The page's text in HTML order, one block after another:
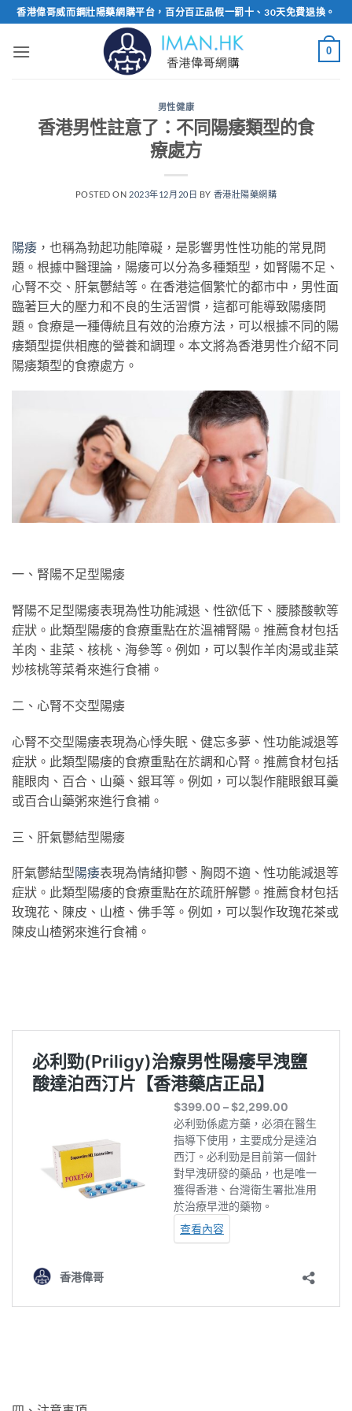
Skip
to
content
香港偉哥威而鋼壯陽藥網購平台，百分百正品假一罰十、30天免費退換。
0
男性健康
香港男性註意了：不同陽痿類型的食
療處方
POSTED ON 2023年12月20日 BY 香港壯陽藥網購
陽痿 ，也稱為勃起功能障礙，是影響男性性功能的常見問
題。根據中醫理論，陽痿可以分為多種類型，如腎陽不足、
心腎不交、肝氣鬱結等。在香港這個繁忙的都市中，男性面
臨著巨大的壓力和不良的生活習慣，這都可能導致陽痿問
題。食療是一種傳統且有效的治療方法，可以根據不同的陽
痿類型提供相應的營養和調理。本文將為香港男性介紹不同
陽痿類型的食療處方。
一、腎陽不足型陽痿
腎陽不足型陽痿表現為性功能減退、性欲低下、腰膝酸軟等
症狀。此類型陽痿的食療重點在於溫補腎陽。推薦食材包括
羊肉、韭菜、核桃、海參等。例如，可以製作羊肉湯或韭菜
炒核桃等菜肴來進行食補。
二、心腎不交型陽痿
心腎不交型陽痿表現為心悸失眠、健忘多夢、性功能減退等
症狀。此類型陽痿的食療重點在於調和心腎。推薦食材包括
龍眼肉、百合、山藥、銀耳等。例如，可以製作龍眼銀耳羹
或百合山藥粥來進行食補。
三、肝氣鬱結型陽痿
肝氣鬱結型陽痿表現為情緒抑鬱、胸悶不適、性功能減退等
症狀。此類型陽痿的食療重點在於疏肝解鬱。推薦食材包括
玫瑰花、陳皮、山楂、佛手等。例如，可以製作玫瑰花茶或
陳皮山楂粥來進行食補。